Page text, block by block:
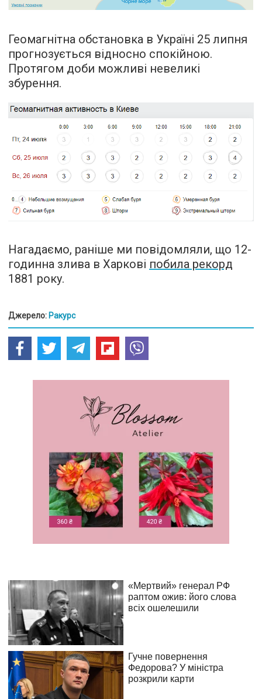
Геомагнітна обстановка в Україні 25 липня
прогнозується відносно спокійною.
Протягом доби можливі невеликі
збурення.
Нагадаємо, раніше ми повідомляли, що 12-
годинна злива в Харкові побила рекорд
1881 року.
Джерело: Ракурс